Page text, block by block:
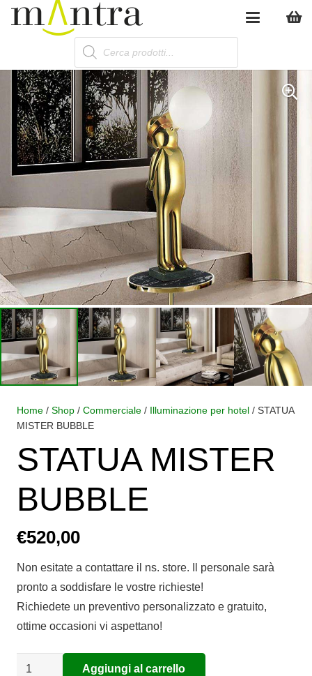
Products
search
Home / Shop / Commerciale / Illuminazione per hotel / STATUA
MISTER BUBBLE
STATUA MISTER
BUBBLE
€520,00
Non esitate a contattare il ns. store. Il personale sarà
pronto a soddisfare le vostre richieste!
Richiedete un preventivo personalizzato e gratuito,
ottime occasioni vi aspettano!
STATUA
Aggiungi al carrello